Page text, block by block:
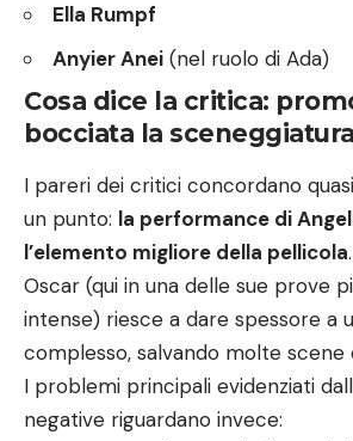
Ella Rumpf
Anyier Anei (nel ruolo di Ada)
Cosa dice la critica:
bocciata la sceneggiatura
I pareri dei critici concordano
un punto: la performance di
l’elemento migliore della pellicola
Oscar (qui in una delle sue prove
intense) riesce a dare spessore a
complesso, salvando molte scene
I problemi principali evidenziati
negative riguardano invece: